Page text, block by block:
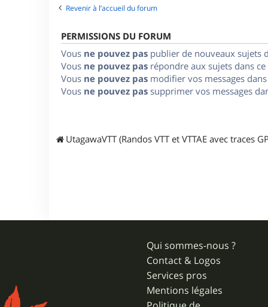
Revenir à l’accueil du forum
PERMISSIONS DU FORUM
Vous ne pouvez pas publier de nouveaux sujets
Vous ne pouvez pas répondre aux sujets dans
Vous ne pouvez pas modifier vos messages
Vous ne pouvez pas supprimer vos messages
UtagawaVTT (Randos VTT et VTTAE avec traces
Qui sommes-nous ?
Contact & Logos
Services pros
Mentions légales